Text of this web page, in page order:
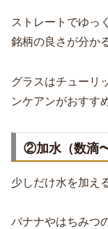
ストレートでゆっ
銘柄の良さが分か
グラスはチューリ
ンケアンがおすす
②加水（数滴
少しだけ水を加え
バナナやはちみつ